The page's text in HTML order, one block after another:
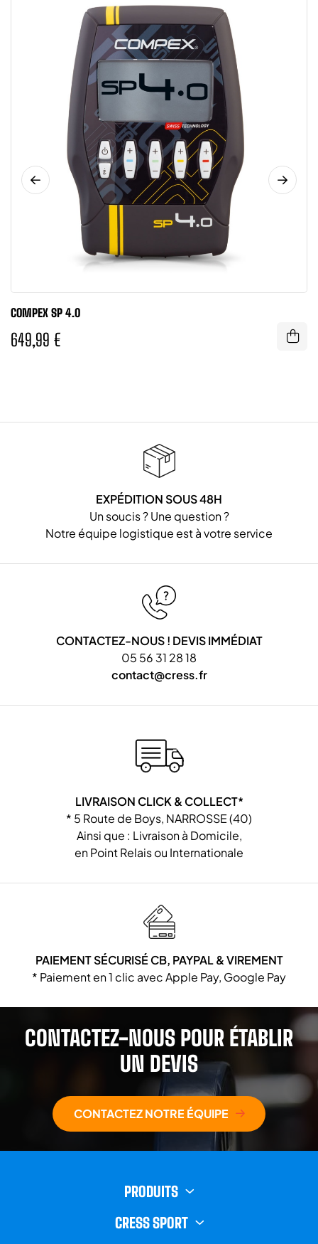
COMPEX SP 4.0
649,99 €
EXPÉDITION SOUS 48H
Un soucis ? Une question ?
Notre équipe logistique est à votre service
CONTACTEZ-NOUS ! DEVIS IMMÉDIAT
05 56 31 28 18
contact@cress.fr
LIVRAISON CLICK & COLLECT*
* 5 Route de Boys, NARROSSE (40)
Ainsi que : Livraison à Domicile,
en Point Relais ou Internationale
PAIEMENT SÉCURISÉ CB, PAYPAL & VIREMENT
* Paiement en 1 clic avec Apple Pay, Google Pay
CONTACTEZ-NOUS POUR ÉTABLIR
UN DEVIS
CONTACTEZ NOTRE ÉQUIPE
PRODUITS
CRESS SPORT